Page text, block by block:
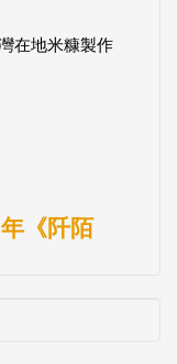
在地米糠製作
《阡陌